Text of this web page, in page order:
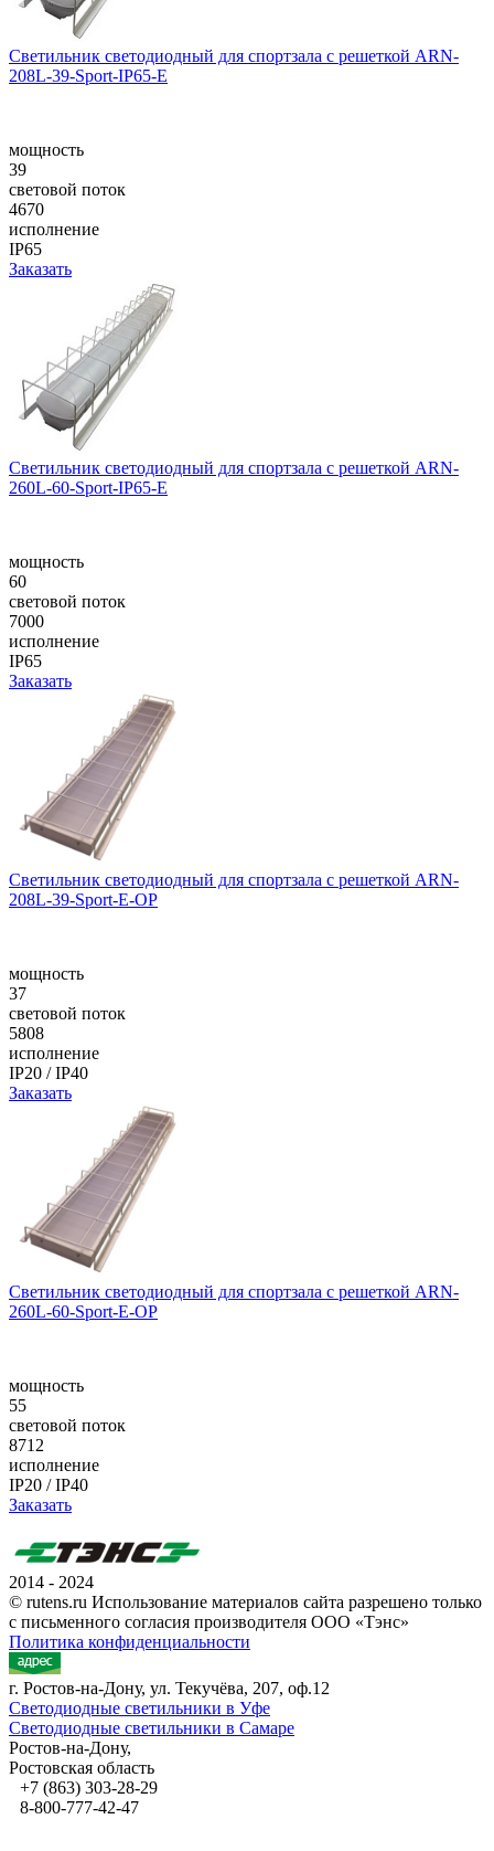
Светильник светодиодный для спортзала с решеткой ARN-
208L-39-Sport-IP65-E
мощность
39
световой поток
4670
исполнение
IP65
Заказать
Светильник светодиодный для спортзала с решеткой ARN-
260L-60-Sport-IP65-E
мощность
60
световой поток
7000
исполнение
IP65
Заказать
Светильник светодиодный для спортзала с решеткой ARN-
208L-39-Sport-E-OP
мощность
37
световой поток
5808
исполнение
IP20 / IP40
Заказать
Светильник светодиодный для спортзала с решеткой ARN-
260L-60-Sport-E-ОР
мощность
55
световой поток
8712
исполнение
IP20 / IP40
Заказать
2014 - 2024
© rutens.ru Использование материалов сайта разрешено только
с письменного согласия производителя ООО «Тэнс»
Политика конфиденциальности
г. Ростов-на-Дону, ул. Текучёва, 207, оф.12
Светодиодные светильники в Уфе
Светодиодные светильники в Самаре
Ростов-на-Дону,
Ростовская область
+7 (863) 303-28-29
8-800-777-42-47